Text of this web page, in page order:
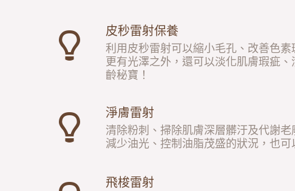
皮秒雷射保養
利用皮秒雷射可以縮小毛孔、改善色
更有光澤之外，還可以淡化肌膚瑕疵
齡秘寶！
淨膚雷射
清除粉刺、掃除肌膚深層髒汙及代謝老
減少油光、控制油脂茂盛的狀況，也
飛梭雷射